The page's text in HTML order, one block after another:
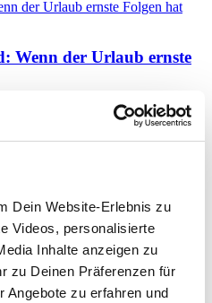
Dein Website-Erlebnis zu
Videos, personalisierte
Inhalte anzeigen zu
zu Deinen Präferenzen für
Angebote zu erfahren und
Wenn der Urlaub ernste
Urlaub: Worauf sollte